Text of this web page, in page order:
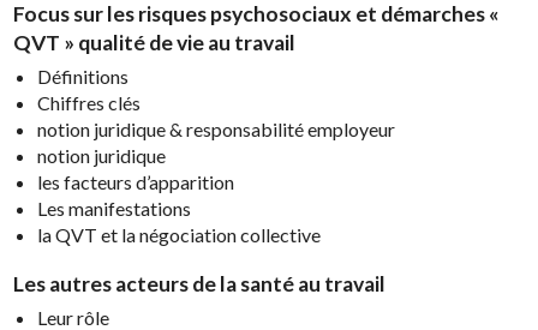
Focus sur les risques psychosociaux et démarches «
QVT » qualité de vie au travail
Définitions
Chiffres clés
notion juridique & responsabilité employeur
notion juridique
les facteurs d’apparition
Les manifestations
la QVT et la négociation collective
Les autres acteurs de la santé au travail
Leur rôle